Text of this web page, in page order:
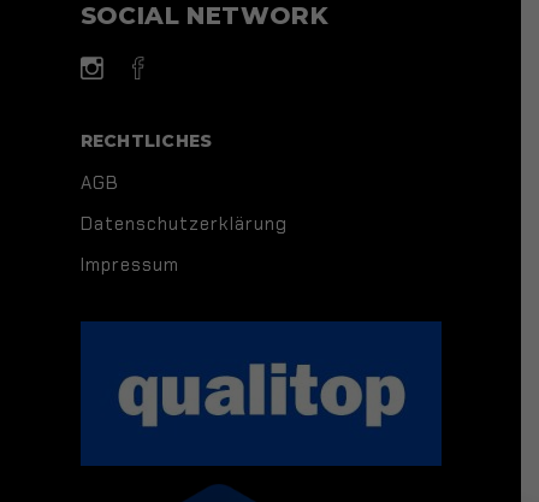
SOCIAL NETWORK
RECHTLICHES
AGB
Datenschutzerklärung
Impressum